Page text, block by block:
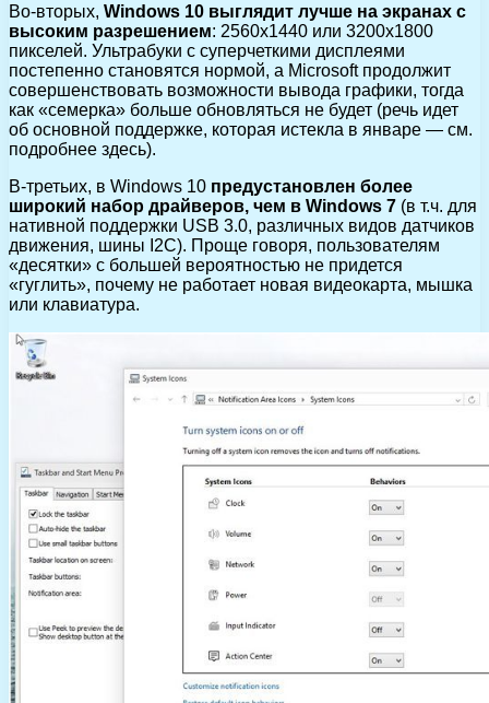
Во-вторых, Windows 10 выглядит лучше на экранах с
высоким разрешением: 2560х1440 или 3200х1800
пикселей. Ультрабуки с суперчеткими дисплеями
постепенно становятся нормой, а Microsoft продолжит
совершенствовать возможности вывода графики, тогда
как «семерка» больше обновляться не будет (речь идет
об основной поддержке, которая истекла в январе — см.
подробнее здесь).
В-третьих, в Windows 10 предустановлен более
широкий набор драйверов, чем в Windows 7 (в т.ч. для
нативной поддержки USB 3.0, различных видов датчиков
движения, шины I2C). Проще говоря, пользователям
«десятки» с большей вероятностью не придется
«гуглить», почему не работает новая видеокарта, мышка
или клавиатура.